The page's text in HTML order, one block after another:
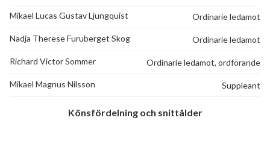
Mikael Lucas Gustav Ljungquist Ordinarie ledamot
Nadja Therese Furuberget Skog Ordinarie ledamot
Richard Victor Sommer Ordinarie ledamot, ordförande
Mikael Magnus Nilsson Suppleant
Könsfördelning och snittålder